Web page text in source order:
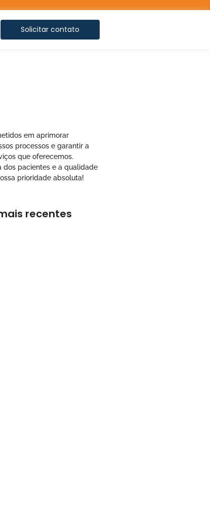
Solicitar contato
em aprimorar
processos e garantir a
que oferecemos.
dos pacientes e a qualidade
prioridade absoluta!
recentes